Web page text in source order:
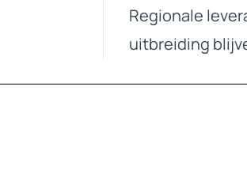
Regionale
uitbreiding